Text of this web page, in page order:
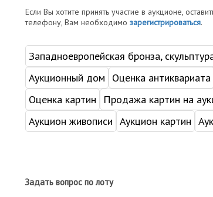
Если Вы хотите принять участие в аукционе,
телефону, Вам необходимо зарегистрироваться.
Западноевропейская бронза,
Аукционный дом
Оценка антиквариата
Оценка картин
Продажа картин на
Аукцион живописи Аукцион картин
Задать вопрос по лоту